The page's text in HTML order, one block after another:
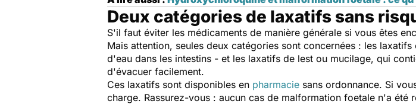
Deux catégories de laxatifs sans
S'il faut éviter les médicaments de manière générale si vous êtes
Mais attention, seules deux catégories sont concernées : les
d'eau dans les intestins - et les laxatifs de lest ou mucilage, qui
d'évacuer facilement.
Ces laxatifs sont disponibles en pharmacie sans ordonnance. Si
charge. Rassurez-vous : aucun cas de malformation foetale n'a été